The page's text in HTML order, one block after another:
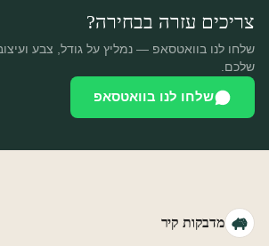
צריכים עזרה בבחירה?
שלחו לנו בוואטסאפ — נמליץ על גודל, צבע
שלכם.
שלחו לנו בוואטסאפ
מדבקות קיר